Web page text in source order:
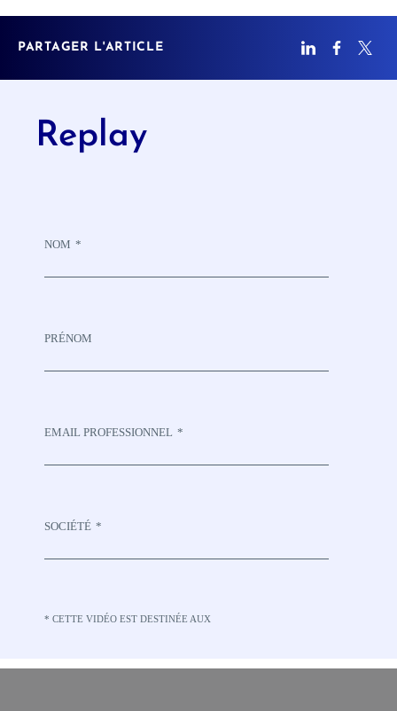
PARTAGER L'ARTICLE
Replay